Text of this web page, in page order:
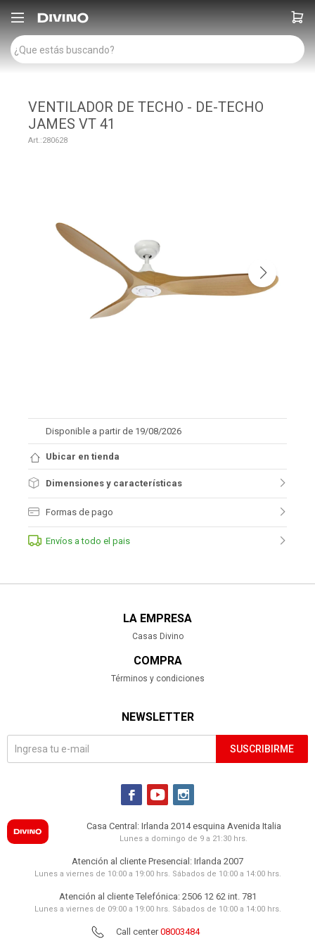

VENTILADOR DE TECHO - DE-TECHO
JAMES VT 41
280628
Disponible a partir de 19/08/2026
Ubicar en tienda
Dimensiones y características
Formas de pago
Envíos a todo el pais
LA EMPRESA
Casas Divino
COMPRA
Términos y condiciones
NEWSLETTER
SUSCRIBIRME
  
Casa Central: Irlanda 2014 esquina Avenida Italia
Lunes a domingo de 9 a 21:30 hrs.
Atención al cliente Presencial: Irlanda 2007
Lunes a viernes de 10:00 a 19:00 hrs. Sábados de 10:00 a 14:00 hrs.
Atención al cliente Telefónica: 2506 12 62 int. 781
Lunes a viernes de 09:00 a 19:00 hrs. Sábados de 10:00 a 14:00 hrs.
Call center08003484